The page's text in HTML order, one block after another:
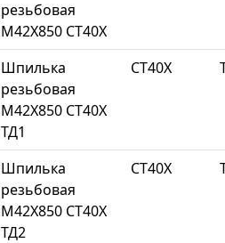
резьбовая
М42Х850 СТ40Х
Шпилька
резьбовая
М42Х850 СТ40Х
ТД1
СТ40Х
Шпилька
резьбовая
М42Х850 СТ40Х
ТД2
СТ40Х